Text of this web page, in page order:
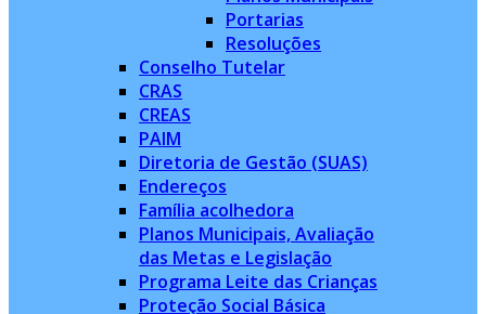
Portarias
Resoluções
Conselho Tutelar
CRAS
CREAS
PAIM
Diretoria de Gestão (SUAS)
Endereços
Família acolhedora
Planos Municipais, Avaliação
das Metas e Legislação
Programa Leite das Crianças
Proteção Social Básica